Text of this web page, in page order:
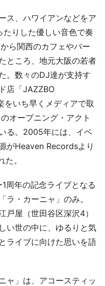
ス、ハワイアンなどをア
りした優しい音色で奏
ら関西のカフェやバー
ところ、地元大阪の若者
。数々のDJ達が支持す
店「JAZZBO
をいち早くメディアで取
オープニング・アクト
る。2005年には、イベ
がHeaven Recordsより
。
周年の記念ライブとなる
ラ・カーニャ」のみ。
戸屋（世田谷区深沢4）
い世の中に、ゆるりと気
ライブに向けた思いを語
ャ」は、アコースティッ